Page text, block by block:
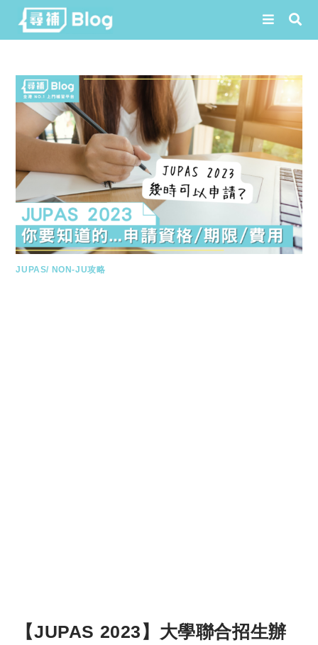
content
JUPAS/ NON-JU攻略
【JUPAS 2023】大學聯合招生辦